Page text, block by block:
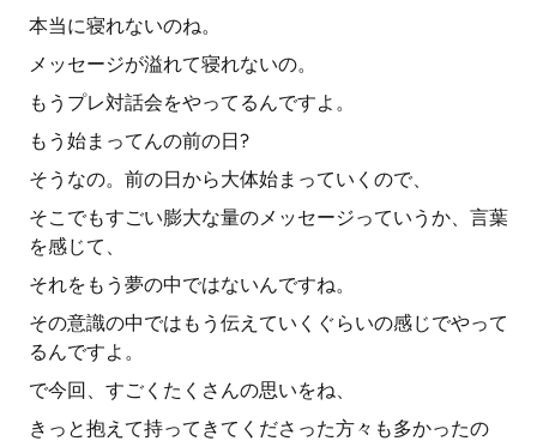
本当に寝れないのね。
メッセージが溢れて寝れないの。
もうプレ対話会をやってるんですよ。
もう始まってんの前の日?
そうなの。前の日から大体始まっていくので、
そこでもすごい膨大な量のメッセージっていうか、言葉
を感じて、
それをもう夢の中ではないんですね。
その意識の中ではもう伝えていくぐらいの感じでやって
るんですよ。
で今回、すごくたくさんの思いをね、
きっと抱えて持ってきてくださった方々も多かったの